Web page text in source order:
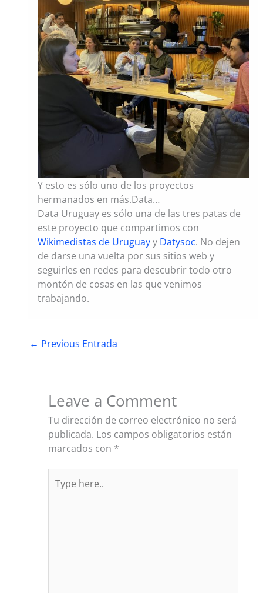
Y esto es sólo uno de los proyectos
hermanados en más.Data…
Data Uruguay es sólo una de las tres patas de
este proyecto que compartimos con
Wikimedistas de Uruguayy Datysoc. No dejen
de darse una vuelta por sus sitios web y
seguirles en redes para descubrir todo otro
montón de cosas en las que venimos
trabajando.
← Previous Entrada
Leave a Comment
Tu dirección de correo electrónico no será
publicada. Los campos obligatorios están
marcados con *
here..